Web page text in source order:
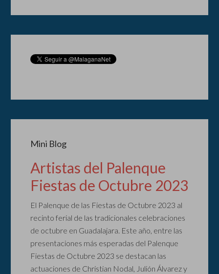
Mini Blog
Artistas del Palenque
Fiestas de Octubre 2023
El Palenque de las Fiestas de Octubre 2023 al
recinto ferial de las tradicionales celebraciones
de octubre en Guadalajara. Este año, entre las
presentaciones más esperadas del Palenque
Fiestas de Octubre 2023 se destacan las
actuaciones de Christian Nodal, Julión Álvarez y